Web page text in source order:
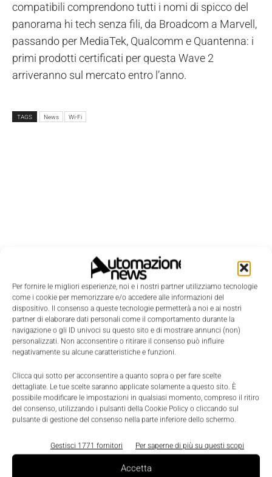
Per fornire le migliori esperienze, noi e i nostri partner utilizziamo tecnologie
come i cookie per memorizzare e/o accedere alle informazioni del
dispositivo. Il consenso a queste tecnologie permetterà a noi e ai nostri
partner di elaborare dati personali come il comportamento durante la
navigazione o gli ID univoci su questo sito e di mostrare annunci (non)
personalizzati. Non acconsentire o ritirare il consenso può influire
negativamente su alcune caratteristiche e funzioni.
Clicca qui sotto per acconsentire a quanto sopra o per fare scelte
dettagliate. Le tue scelte saranno applicate solamente a questo sito. È
possibile modificare le impostazioni in qualsiasi momento, compreso il ritiro
del consenso, utilizzando i pulsanti della Cookie Policy o cliccando sul
pulsante di gestione del consenso nella parte inferiore dello schermo.
Gestisci 1771 fornitori Per saperne di più su questi scopi
Accetta
LEGGI LA RIVISTA ⇢
compatibili comprendonotutti i nomi di spicco del
panorama hi tech senza fili, da Broadcom a Marvell,
passando per MediaTek, Qualcomm e Quantenna: i
primi prodotti certificati per questa Wave 2
arriveranno sul mercato entro l’anno.
TAGS News Wi-Fi